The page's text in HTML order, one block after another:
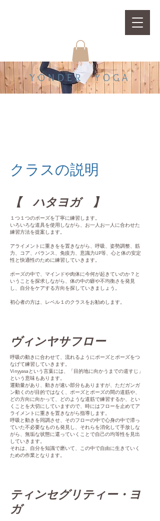
YONDER YOGA
クラスの説明
【 ハタヨガ 】
１つ１つのポーズを丁寧に練習します。
いろいろな道具を使用しながら、お一人お一人に合わせた
練習方法を提案します。
アライメントに重きをを置きながら、呼吸、姿勢調整、筋
力、コア、バランス、免疫力、意識力UP等、心と体の安定
性と快適性のために練習していきます。
ポーズの中で、マインドや肉体に今何が起きていのか？と
いうことを探求しながら、体の中の癖や不均衡さを発見
し、自分をケアする方向を探していきましょう。
初心者の方は、レベル１のクラスをお勧めします。
ヴィンヤサフロー
呼吸の動きに合わせて、流れるようにポーズとポーズをつ
なげて練習していきます。
Vinyyasaという言葉には、「目的地に向かうまでの道すじ」
という意味もあります。
運動量があり、動きが速い部分もありますが、ただガンガ
ン動くのが目的ではなく、ポーズとポーズの間の道筋や、
どの方向に向かって、どのような道筋で練習するか、とい
くことを大切にしていますので、時にはフローを止めてア
ライメントに重きを置きながら指導します。
呼吸と動きを同調させ、そのフローの中で心身の中で滞っ
ていた不必要なものも発見し、それらを消化して手放しな
がら、無垢な状態に還っていくことで自己の均等性を見出
していきます。
それは、⾃分を知識で磨いて、この中で自由に生きていく
ための作業となります。
ティンセグリティー・ヨ
ガ